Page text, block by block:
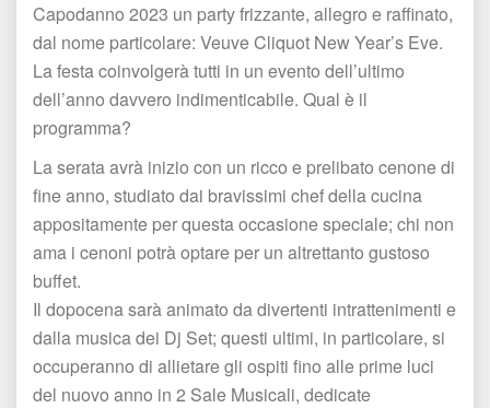
Capodanno 2023 un party frizzante, allegro e raffinato,
dal nome particolare: Veuve Cliquot New Year’s Eve.
La festa coinvolgerà tutti in un evento dell’ultimo
dell’anno davvero indimenticabile. Qual è il
programma?
La serata avrà inizio con un ricco e prelibato cenone di
fine anno, studiato dai bravissimi chef della cucina
appositamente per questa occasione speciale; chi non
ama i cenoni potrà optare per un altrettanto gustoso
buffet.
Il dopocena sarà animato da divertenti intrattenimenti e
dalla musica dei Dj Set; questi ultimi, in particolare, si
occuperanno di allietare gli ospiti fino alle prime luci
del nuovo anno in 2 Sale Musicali, dedicate